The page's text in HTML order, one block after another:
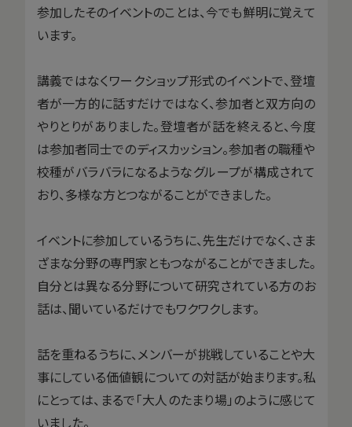
参加したそのイベントのことは、今でも鮮明に覚えて
います。
講義ではなくワークショップ形式のイベントで、登壇
者が一方的に話すだけではなく、参加者と双方向の
やりとりがありました。登壇者が話を終えると、今度
は参加者同士でのディスカッション。参加者の職種や
校種がバラバラになるようなグループが構成されて
おり、多様な方とつながることができました。
イベントに参加しているうちに、先生だけでなく、さま
ざまな分野の専門家ともつながることができました。
自分とは異なる分野について研究されている方のお
話は、聞いているだけでもワクワクします。
話を重ねるうちに、メンバーが挑戦していることや大
事にしている価値観についての対話が始まります。私
にとっては、まるで「大人のたまり場」のように感じて
いました。